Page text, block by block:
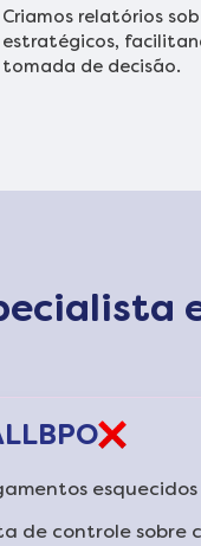
Criamos relatórios
estratégicos,
tomada de decisão.
de controle sobre